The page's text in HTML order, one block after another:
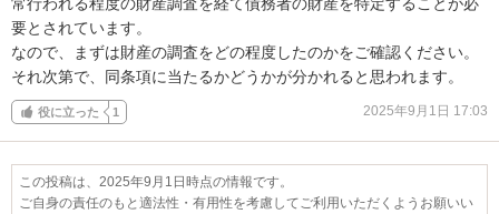
要とされています。
なので、まずは財産の調査をどの程度したのかをご確認ください。
それ次第で、同条項に当たるかどうかが分かれると思われます。
役に立った 1 2025年9月1日 17:03
この投稿は、2025年9月1日時点の情報です。
ご自身の責任のもと適法性・有用性を考慮してご利用いただくようお願いい